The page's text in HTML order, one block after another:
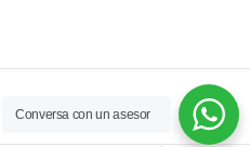
Conversa con un asesor